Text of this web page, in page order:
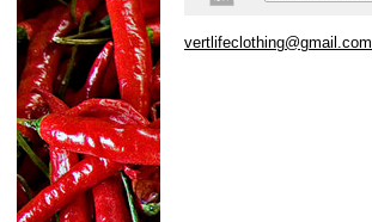
vertlifeclothing@gmail.com